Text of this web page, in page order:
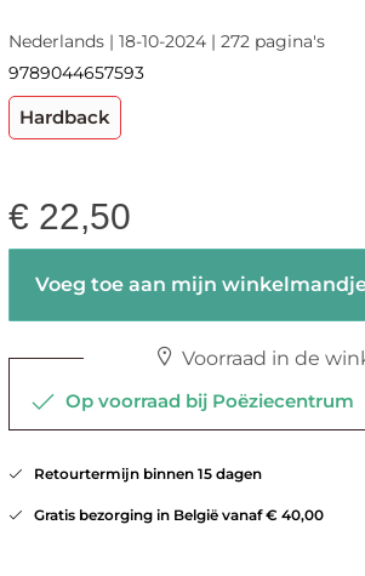
Nederlands | 18-10-2024 | 272 pagina's
9789044657593
Hardback
€ 22,50
Voeg toe aan mijn
Voorraad in de
Op voorraad bij Poëziecentrum
Retourtermijn binnen 15 dagen
Gratis bezorging in België vanaf € 40,00